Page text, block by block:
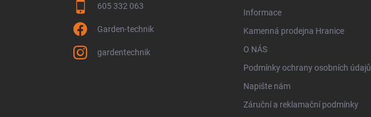
605 332 063
Garden-technik
gardentechnik
Informace
Kamenná prodejna Hranice
O NÁS
Podmínky ochrany osobních údajů
Napište nám
Záruční a reklamační podmínky